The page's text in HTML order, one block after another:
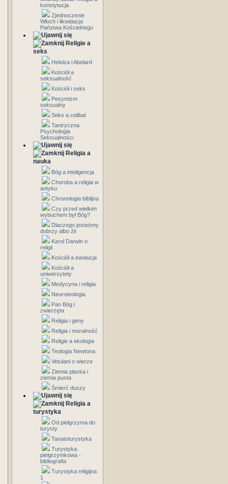
konstytucja
Zjednoczenie
Włoch i likwidacja
Państwa Kościelnego
Religie a
seks
Heloiza i Abelard
Kościół a
seksualność
Kościół i seks
Pesymizm
seksualny
Seks a celibat
Tantryczna
Psychologia
Seksualności
Religia a
nauka
Bóg a inteligencja
Choroba a religia w
antyku
Chronologia biblijna
Czy przed wielkim
wybuchem był Bóg?
Dlaczego jesteśmy
dobrzy albo źli
Karol Darwin o
religii
Kościół a ewolucja
Kościół a
uniwersytety
Medycyna i religia
Neuroteologia
Pan Bóg i
zwierzęta
Religia i geny
Religia i moralność
Religie a ekologia
Teologia Newtona
Vetulani o wierze
Ziemia płaska i
ziemia pusta
Śmierć duszy
Religia a
turystyka
Od pielgrzyma do
turysty
Tanatoturystyka
Turystyka
pielgrzymkowa -
bibliografia
Turystyka religijna
1